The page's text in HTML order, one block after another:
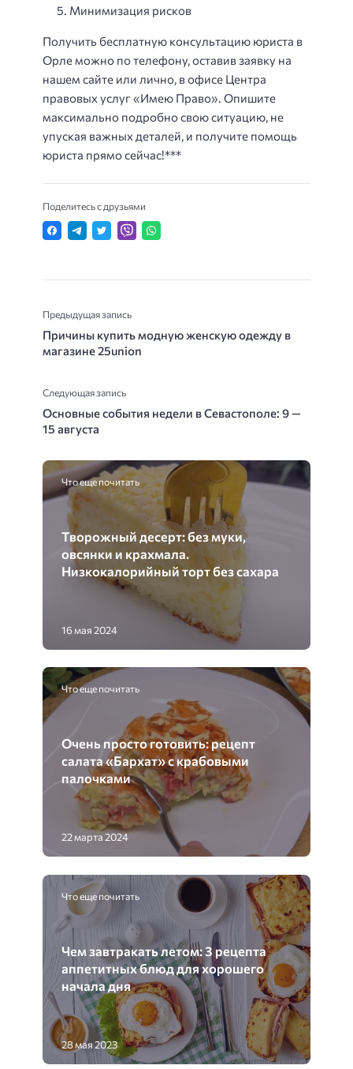
Минимизация рисков
Получить бесплатную консультацию юриста в
Орле можно по телефону, оставив заявку на
нашем сайте или лично, в офисе Центра
правовых услуг «Имею Право». Опишите
максимально подробно свою ситуацию, не
упуская важных деталей, и получите помощь
юриста прямо сейчас!***
Поделитесь с друзьями
Предыдущая запись
Причины купить модную женскую одежду в
магазине 25union
Следующая запись
Основные события недели в Севастополе: 9 —
15 августа
Что еще почитать
Творожный десерт: без муки,
овсянки и крахмала.
Низкокалорийный торт без сахара
16 мая 2024
Что еще почитать
Очень просто готовить: рецепт
салата «Бархат» с крабовыми
палочками
22 марта 2024
Что еще почитать
Чем завтракать летом: 3 рецепта
аппетитных блюд для хорошего
начала дня
28 мая 2023